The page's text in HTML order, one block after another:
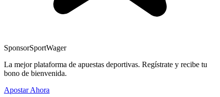
SponsorSportWager
La mejor plataforma de apuestas deportivas. Regístrate y recibe tu
bono de bienvenida.
Apostar Ahora